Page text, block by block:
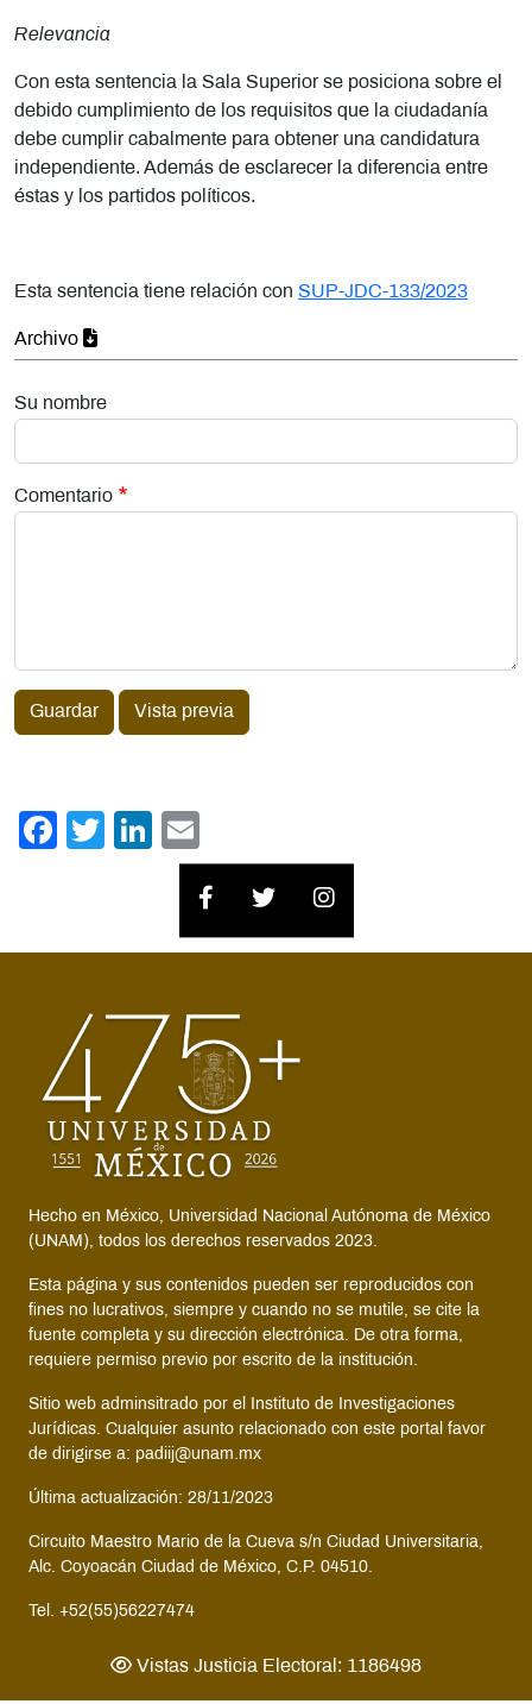
Relevancia
Con esta sentencia la Sala Superior se posiciona sobre el
debido cumplimiento de los requisitos que la ciudadanía
debe cumplir cabalmente para obtener una candidatura
independiente. Además de esclarecer la diferencia entre
éstas y los partidos políticos.
Esta sentencia tiene relación con SUP-JDC-133/2023
Archivo
Su nombre
Comentario
Guardar Vista previa
Facebook
TwitterLinkedIn
Hecho en México, Universidad Nacional Autónoma de México
(UNAM), todos los derechos reservados 2023.
Esta página y sus contenidos pueden ser reproducidos con
fines no lucrativos, siempre y cuando no se mutile, se cite la
fuente completa y su dirección electrónica. De otra forma,
requiere permiso previo por escrito de la institución.
Sitio web adminsitrado por el Instituto de Investigaciones
Jurídicas. Cualquier asunto relacionado con este portal favor
de dirigirse a: padiij@unam.mx
Última actualización: 28/11/2023
Circuito Maestro Mario de la Cueva s/n Ciudad Universitaria,
Alc. Coyoacán Ciudad de México, C.P. 04510.
Tel. +52(55)56227474
Vistas Justicia Electoral: 1186498